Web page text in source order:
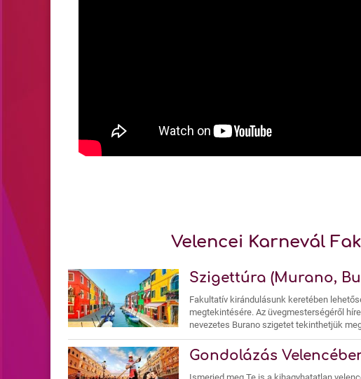
Velencei Karnevál
Szigettúra (Murano,
Fakultatív kirándulásunk keretében
megtekintésére. Az üvegmesterségéről
nevezetes Burano szigetet tekinthetjük
Gondolázás